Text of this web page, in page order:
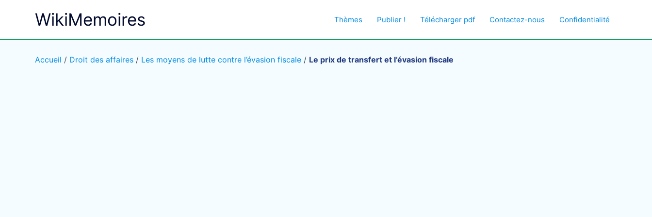
WikiMemoires Thèmes Publier ! Télécharger pdf Contactez-nous Confidentialité
Accueil / Droit des affaires / Les moyens de lutte contre l’évasion fiscale / Le prix de transfert et l’évasion fiscale